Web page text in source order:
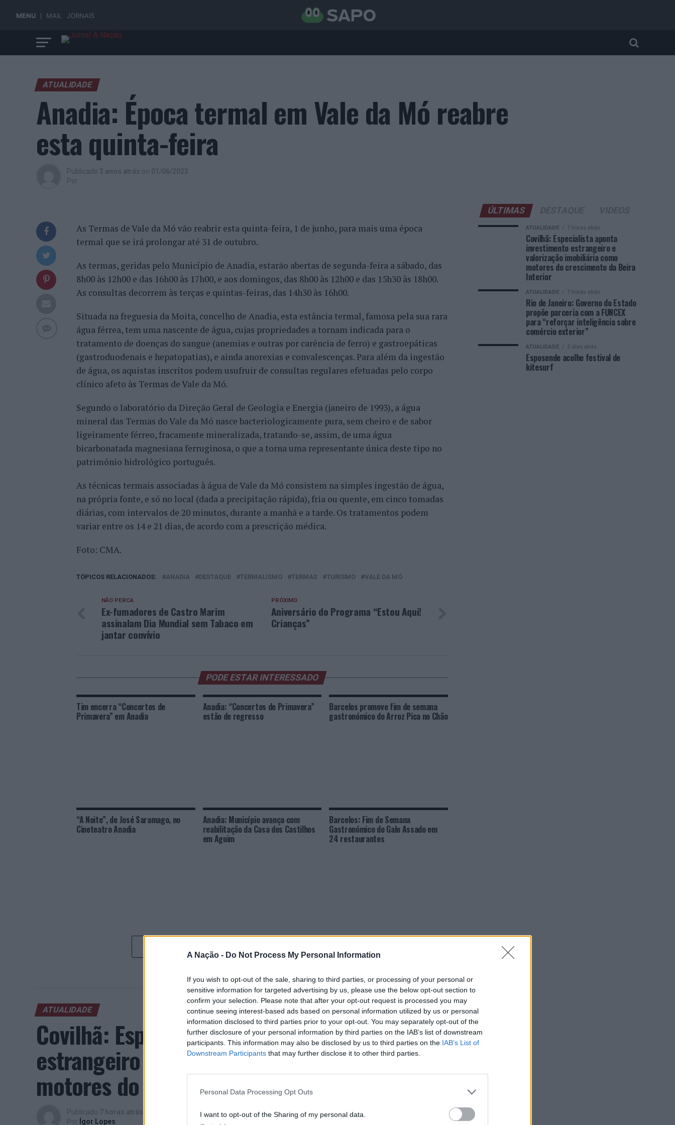
A Nação - Do Not Process My Personal Information
If you wish to opt-out of the sale, sharing to third parties, or processing of your personal or
sensitive information for targeted advertising by us, please use the below opt-out section to
confirm your selection. Please note that after your opt-out request is processed you may
continue seeing interest-based ads based on personal information utilized by us or personal
information disclosed to third parties prior to your opt-out. You may separately opt-out of the
further disclosure of your personal information by third parties on the IAB’s list of downstream
participants. This information may also be disclosed by us to third parties on the IAB’s List of
Downstream Participants that may further disclose it to other third parties.
Personal Data Processing Opt Outs
I want to opt-out of the Sharing of my personal data.
MENU MAIL JORNAIS
ATUALIDADE
Anadia: Época termal em Vale da Mó reabre
esta quinta-feira
Publicado 3 anos atrás on 01/06/2023
Por
As Termas de Vale da Mó vão reabrir esta quinta-feira, 1 de junho, para mais uma época
termal que se irá prolongar até 31 de outubro.
As termas, geridas pelo Município de Anadia, estarão abertas de segunda-feira a sábado, das
8h00 às 12h00 e das 16h00 às 17h00, e aos domingos, das 8h00 às 12h00 e das 15h30 às 18h00.
As consultas decorrem às terças e quintas-feiras, das 14h30 às 16h00.
Situada na freguesia da Moita, concelho de Anadia, esta estância termal, famosa pela sua rara
água férrea, tem uma nascente de água, cujas propriedades a tornam indicada para o
tratamento de doenças do sangue (anemias e outras por carência de ferro) e gastroepáticas
(gastroduodenais e hepatopatias), e ainda anorexias e convalescenças. Para além da ingestão
de água, os aquistas inscritos podem usufruir de consultas regulares efetuadas pelo corpo
clínico afeto às Termas de Vale da Mó.
Segundo o laboratório da Direção Geral de Geologia e Energia (janeiro de 1993), a água
mineral das Termas do Vale da Mó nasce bacteriologicamente pura, sem cheiro e de sabor
ligeiramente férreo, fracamente mineralizada, tratando-se, assim, de uma água
bicarbonatada magnesiana ferruginosa, o que a torna uma representante única deste tipo no
património hidrológico português.
As técnicas termais associadas à água de Vale da Mó consistem na simples ingestão de água,
na própria fonte, e só no local (dada a precipitação rápida), fria ou quente, em cinco tomadas
diárias, com intervalos de 20 minutos, durante a manhã e a tarde. Os tratamentos podem
variar entre os 14 e 21 dias, de acordo com a prescrição médica.
Foto: CMA.
TÓPICOS RELACIONADOS: ANADIA DESTAQUE TERMALISMO TERMAS TURISMO VALE DA MÓ
PRÓXIMO
Aniversário do Programa “Estou Aqui!
Crianças”
NÃO PERCA
Ex-fumadores de Castro Marim
assinalam Dia Mundial sem Tabaco em
jantar convívio
PODE ESTAR INTERESSADO
Tim encerra “Concertos de
Primavera” em Anadia
Anadia: “Concertos de Primavera”
estão de regresso
Barcelos promove fim de semana
gastronómico do Arroz Pica no Chão
“A Noite”, de José Saramago, no
Cineteatro Anadia
Anadia: Município avança com
reabilitação da Casa dos Castilhos
em Aguim
Barcelos: Fim de Semana
Gastronómico do Galo Assado em
24 restaurantes
ATUALIDADE
Covilhã: Especialista aponta investimento
estrangeiro e valorização imobiliária como
motores do crescimento da Beira Interior
Publicado 7 horas atrás
Por Ígor Lopes
ÚLTIMAS
ATUALIDADE 7 horas atrás
Covilhã: Especialista aponta
investimento estrangeiro e
valorização imobiliária como
motores do crescimento da Beira
Interior
ATUALIDADE 7 horas atrás
Rio de Janeiro: Governo do Estado
propõe parceria com a FUNCEX
para “reforçar inteligência sobre
comércio exterior”
ATUALIDADE 2 dias atrás
Esposende acolhe festival de
kitesurf